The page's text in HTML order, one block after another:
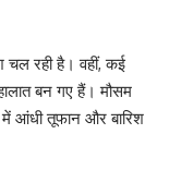
चल रही है। वहीं, कई
बन गए हैं। मौसम
में आंधी तूफान और बारिश